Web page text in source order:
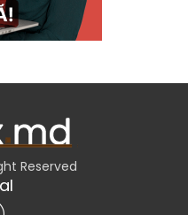
Reserved